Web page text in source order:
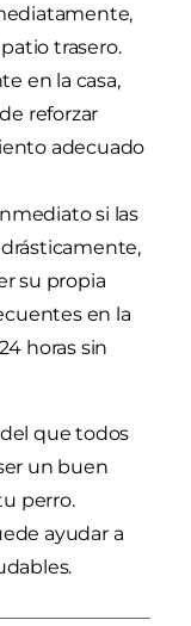
trasero.
en la casa,
reforzar
adecuado
si las
su propia
en la
horas sin
que todos
un buen
perro.
ayudar a